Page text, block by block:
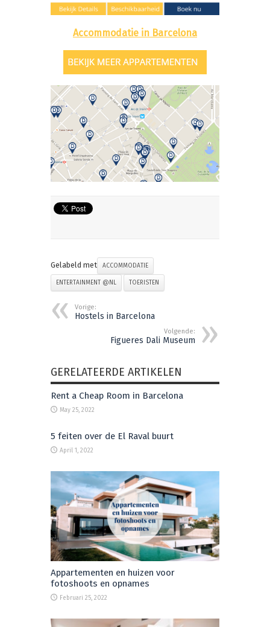
Accommodatie in Barcelona
Gelabeld met ACCOMMODATIE
ENTERTAINMENT @NL TOERISTEN
Vorige:
Hostels in Barcelona
Volgende:
Figueres Dali Museum
GERELATEERDE ARTIKELEN
Rent a Cheap Room in Barcelona
May 25, 2022
5 feiten over de El Raval buurt
April 1, 2022
Appartementen en huizen voor
fotoshoots en opnames
Februari 25, 2022